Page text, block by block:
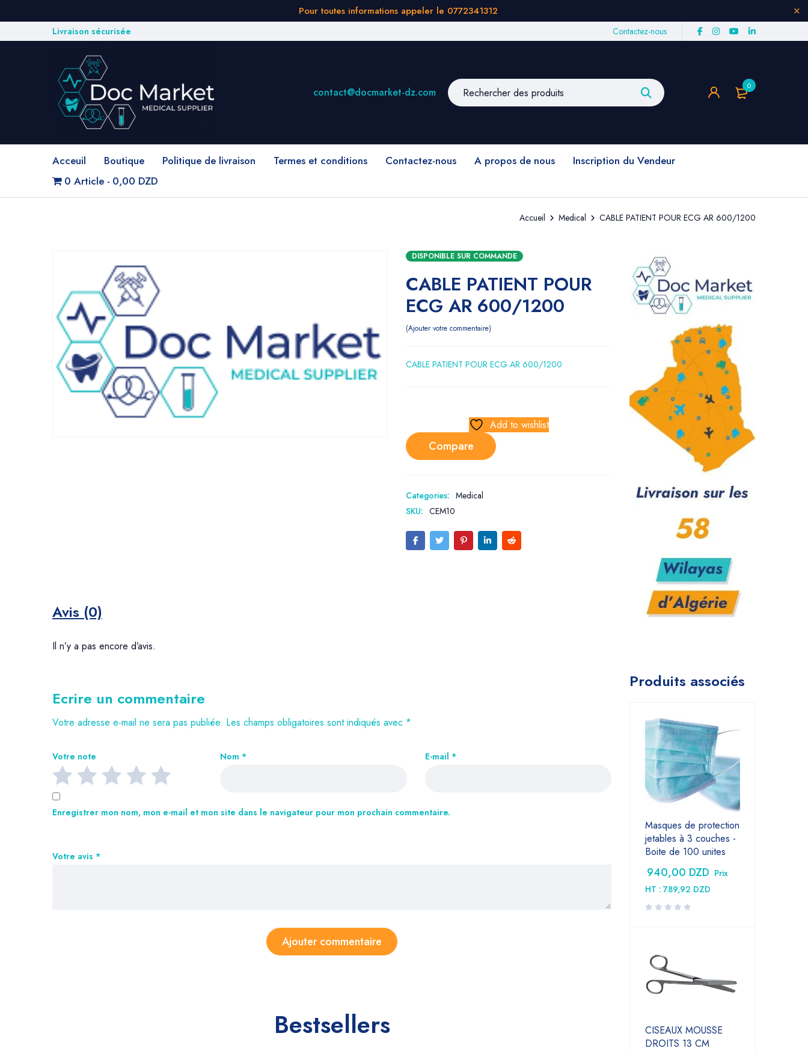
Pour toutes informations appeler le 0772341312
Livraison sécurisée Contactez-nous
0
contact@docmarket-dz.com
Acceuil Boutique Politique de livraison Termes et conditions Contactez-nous A propos de nous
Inscription du Vendeur
0 Article
0,00 DZD
Accueil Medical CABLE PATIENT POUR ECG AR 600/1200
DISPONIBLE SUR COMMANDE
CABLE PATIENT POUR
ECG AR 600/1200
Ajouter votre commentaire
CABLE PATIENT POUR ECG AR 600/1200
Add to wishlist
Compare
Categories: Medical
SKU: CEM10
Avis (0)
Il n’y a pas encore d’avis.
Ecrire un commentaire
Votre adresse e-mail ne sera pas publiée. Les champs obligatoires sont indiqués avec *
Votre note
Votre avis *
Nom * E-mail *
Enregistrer mon nom, mon e-mail et mon site dans le navigateur pour mon prochain commentaire.
Bestsellers
Produits associés
Masques de protection
jetables à 3 couches -
Boite de 100 unites
940,00 DZD Prix
HT : 789,92 DZD
CISEAUX MOUSSE
DROITS 13 CM